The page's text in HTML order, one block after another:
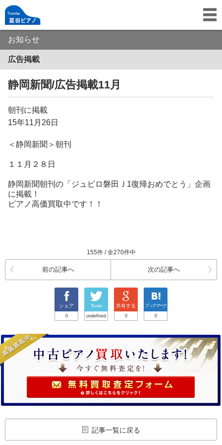
お知らせ
広告掲載
静岡新聞/広告掲載11月
朝刊に掲載
15年11月26日
＜静岡新聞＞朝刊
１１月２８日
静岡新聞朝刊の 「ジュビロ磐田Ｊ1復帰おめでとう」 企画
に掲載！
ピアノ高価買取中です！！
155件 / 全270件中
前の記事へ 次の記事へ
シェア
0
Tweet
undefined
共有する
0
ブックマーク
0
記事一覧に戻る